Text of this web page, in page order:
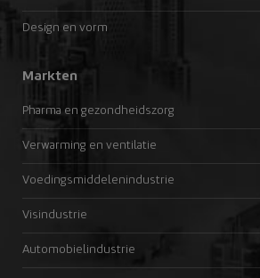
Design en vorm
Markten
Pharma en gezondheidszorg
Verwarming en ventilatie
Voedingsmiddelenindustrie
Visindustrie
Automobielindustrie